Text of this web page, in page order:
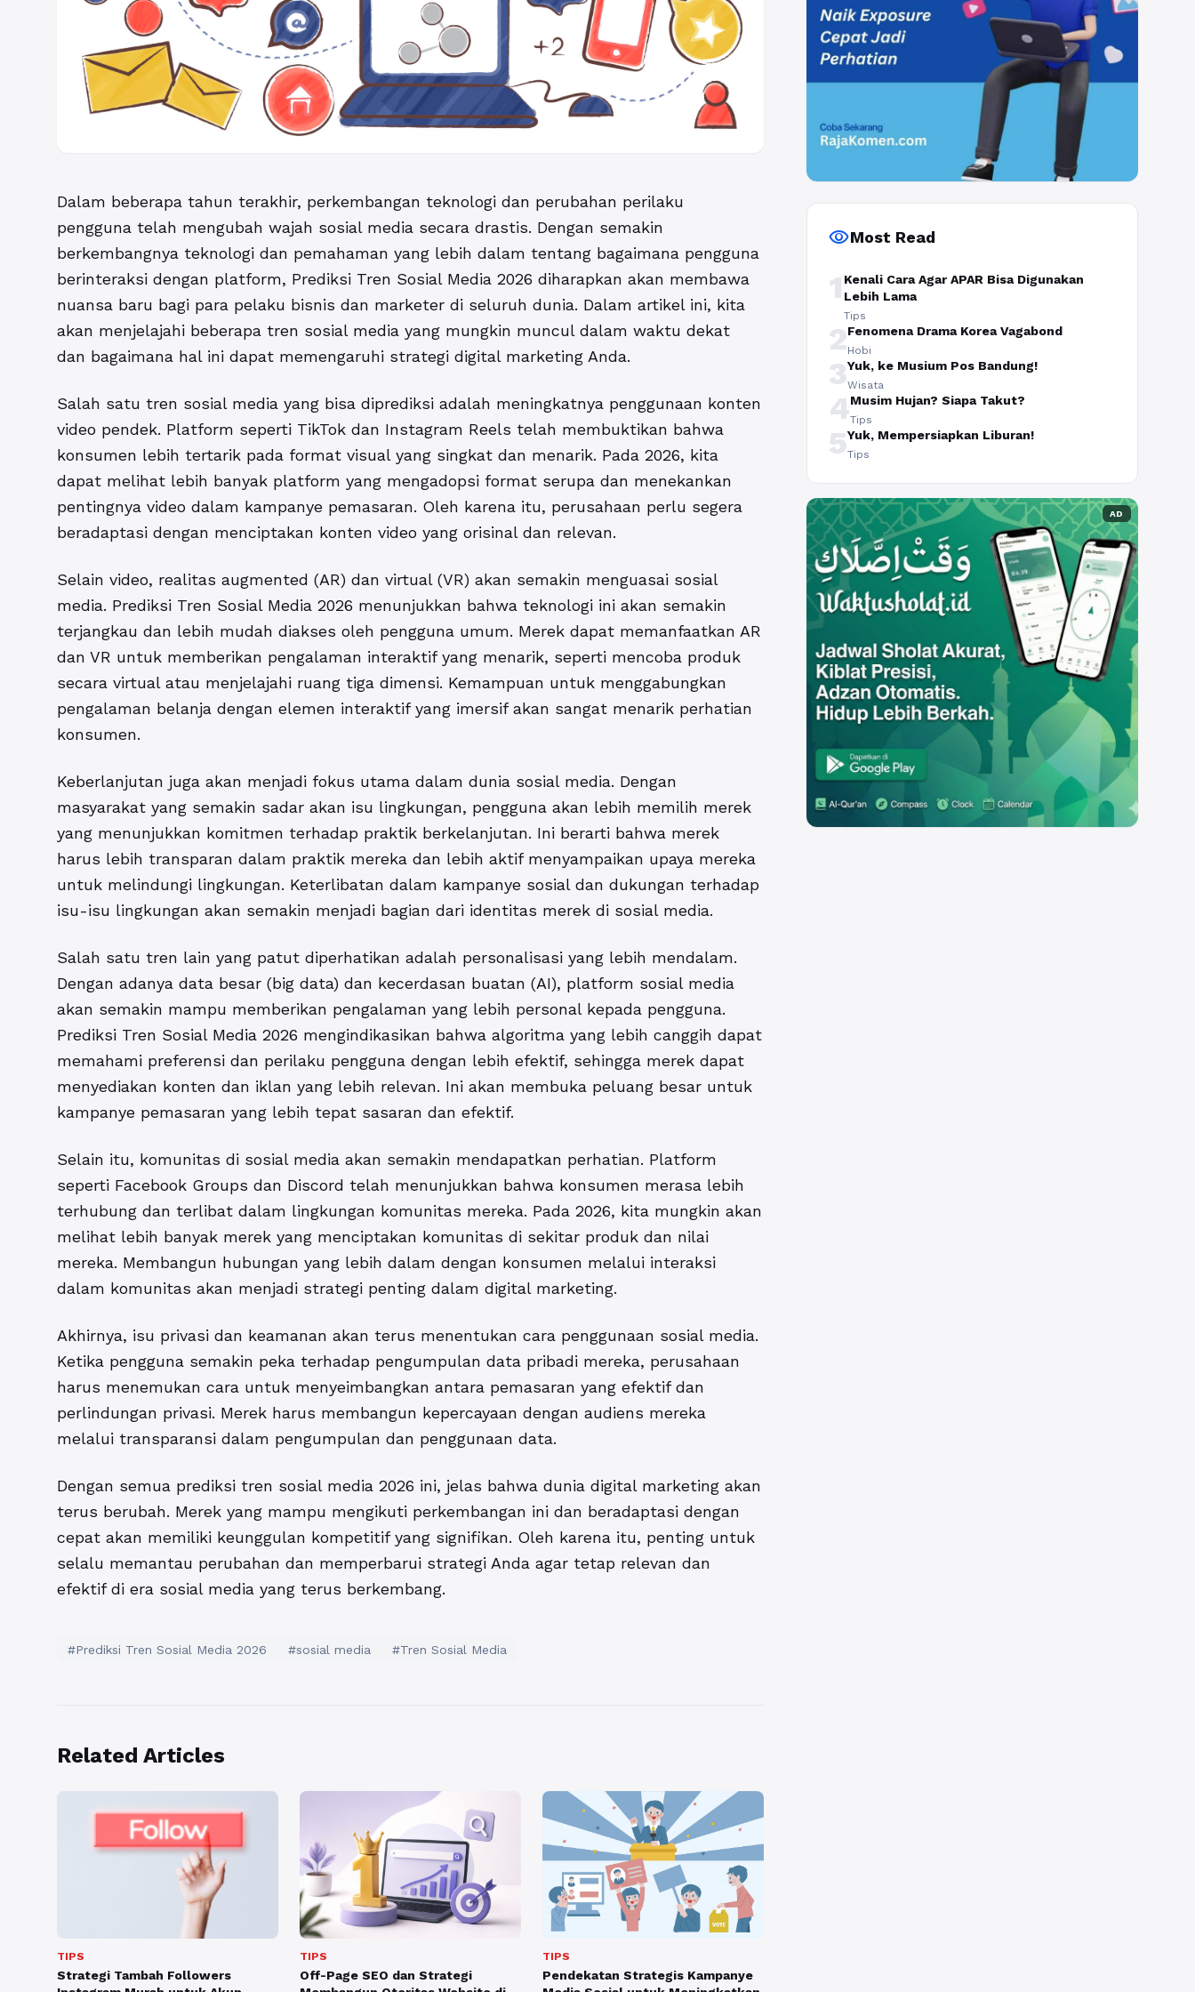
Dalam beberapa tahun terakhir, perkembangan teknologi dan perubahan perilaku
pengguna telah mengubah wajah sosial media secara drastis. Dengan semakin
berkembangnya teknologi dan pemahaman yang lebih dalam tentang bagaimana pengguna
berinteraksi dengan platform, Prediksi Tren Sosial Media 2026 diharapkan akan membawa
nuansa baru bagi para pelaku bisnis dan marketer di seluruh dunia. Dalam artikel ini, kita
akan menjelajahi beberapa tren sosial media yang mungkin muncul dalam waktu dekat
dan bagaimana hal ini dapat memengaruhi strategi digital marketing Anda.
Salah satu tren sosial media yang bisa diprediksi adalah meningkatnya penggunaan konten
video pendek. Platform seperti TikTok dan Instagram Reels telah membuktikan bahwa
konsumen lebih tertarik pada format visual yang singkat dan menarik. Pada 2026, kita
dapat melihat lebih banyak platform yang mengadopsi format serupa dan menekankan
pentingnya video dalam kampanye pemasaran. Oleh karena itu, perusahaan perlu segera
beradaptasi dengan menciptakan konten video yang orisinal dan relevan.
Selain video, realitas augmented (AR) dan virtual (VR) akan semakin menguasai sosial
media. Prediksi Tren Sosial Media 2026 menunjukkan bahwa teknologi ini akan semakin
terjangkau dan lebih mudah diakses oleh pengguna umum. Merek dapat memanfaatkan AR
dan VR untuk memberikan pengalaman interaktif yang menarik, seperti mencoba produk
secara virtual atau menjelajahi ruang tiga dimensi. Kemampuan untuk menggabungkan
pengalaman belanja dengan elemen interaktif yang imersif akan sangat menarik perhatian
konsumen.
Keberlanjutan juga akan menjadi fokus utama dalam dunia sosial media. Dengan
masyarakat yang semakin sadar akan isu lingkungan, pengguna akan lebih memilih merek
yang menunjukkan komitmen terhadap praktik berkelanjutan. Ini berarti bahwa merek
harus lebih transparan dalam praktik mereka dan lebih aktif menyampaikan upaya mereka
untuk melindungi lingkungan. Keterlibatan dalam kampanye sosial dan dukungan terhadap
isu-isu lingkungan akan semakin menjadi bagian dari identitas merek di sosial media.
Salah satu tren lain yang patut diperhatikan adalah personalisasi yang lebih mendalam.
Dengan adanya data besar (big data) dan kecerdasan buatan (AI), platform sosial media
akan semakin mampu memberikan pengalaman yang lebih personal kepada pengguna.
Prediksi Tren Sosial Media 2026 mengindikasikan bahwa algoritma yang lebih canggih dapat
memahami preferensi dan perilaku pengguna dengan lebih efektif, sehingga merek dapat
menyediakan konten dan iklan yang lebih relevan. Ini akan membuka peluang besar untuk
kampanye pemasaran yang lebih tepat sasaran dan efektif.
Selain itu, komunitas di sosial media akan semakin mendapatkan perhatian. Platform
seperti Facebook Groups dan Discord telah menunjukkan bahwa konsumen merasa lebih
terhubung dan terlibat dalam lingkungan komunitas mereka. Pada 2026, kita mungkin akan
melihat lebih banyak merek yang menciptakan komunitas di sekitar produk dan nilai
mereka. Membangun hubungan yang lebih dalam dengan konsumen melalui interaksi
dalam komunitas akan menjadi strategi penting dalam digital marketing.
Akhirnya, isu privasi dan keamanan akan terus menentukan cara penggunaan sosial media.
Ketika pengguna semakin peka terhadap pengumpulan data pribadi mereka, perusahaan
harus menemukan cara untuk menyeimbangkan antara pemasaran yang efektif dan
perlindungan privasi. Merek harus membangun kepercayaan dengan audiens mereka
melalui transparansi dalam pengumpulan dan penggunaan data.
Dengan semua prediksi tren sosial media 2026 ini, jelas bahwa dunia digital marketing akan
terus berubah. Merek yang mampu mengikuti perkembangan ini dan beradaptasi dengan
cepat akan memiliki keunggulan kompetitif yang signifikan. Oleh karena itu, penting untuk
selalu memantau perubahan dan memperbarui strategi Anda agar tetap relevan dan
efektif di era sosial media yang terus berkembang.
#Prediksi Tren Sosial Media 2026 #sosial media #Tren Sosial Media
Related Articles
TIPS
Strategi Tambah Followers
TIPS
Off-Page SEO dan Strategi
TIPS
Pendekatan Strategis Kampanye
visibilityMost Read
1 Kenali Cara Agar APAR Bisa Digunakan
Lebih Lama
Tips
2Fenomena Drama Korea Vagabond
Hobi
3Yuk, ke Musium Pos Bandung!
Wisata
4Musim Hujan? Siapa Takut?
Tips
5Yuk, Mempersiapkan Liburan!
Tips
AD